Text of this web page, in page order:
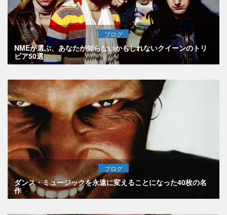
ブログ
NMEが選ぶ、あなたが知らないかもしれないクイーンのトリ
ビア50選
ブログ
ダンス・ミュージックを永遠に変えることになった40枚の名
作